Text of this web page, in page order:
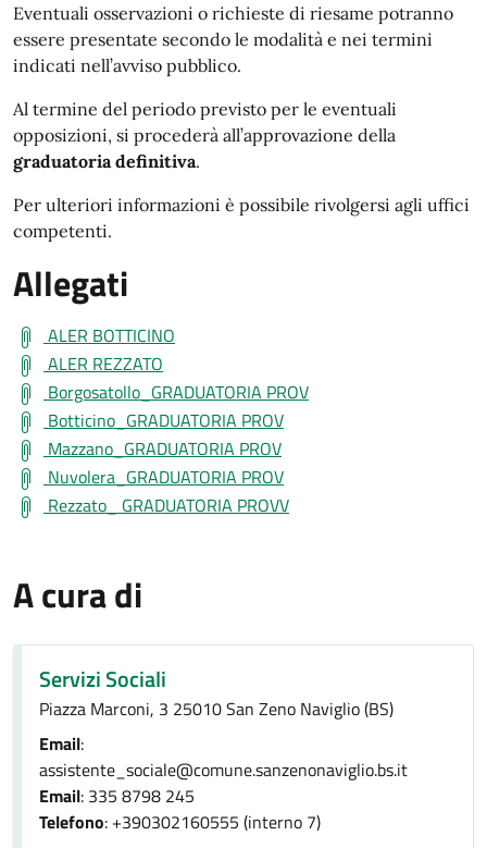
Eventuali osservazioni o richieste di riesame potranno
essere presentate secondo le modalità e nei termini
indicati nell’avviso pubblico.
Al termine del periodo previsto per le eventuali
opposizioni, si procederà all’approvazione della
graduatoria definitiva.
Per ulteriori informazioni è possibile rivolgersi agli uffici
competenti.
Allegati
ALER BOTTICINO
ALER REZZATO
Borgosatollo_GRADUATORIA PROV
Botticino_GRADUATORIA PROV
Mazzano_GRADUATORIA PROV
Nuvolera_GRADUATORIA PROV
Rezzato_ GRADUATORIA PROVV
A cura di
Servizi Sociali
Piazza Marconi, 3 25010 San Zeno Naviglio (BS)
Email:
assistente_sociale@comune.sanzenonaviglio.bs.it
Email: 335 8798 245
Telefono: +390302160555 (interno 7)